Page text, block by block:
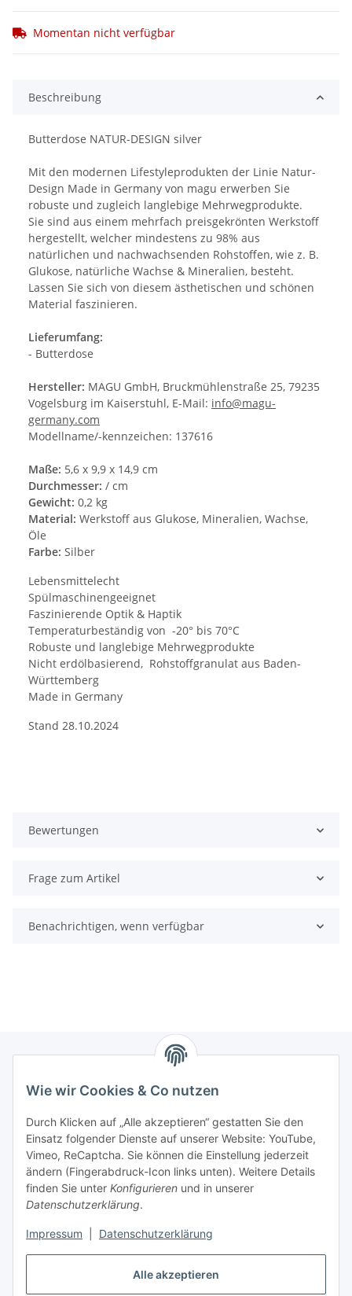
Alle akzeptieren
Wie wir Cookies & Co nutzen
Durch Klicken auf „Alle akzeptieren“ gestatten Sie den
Einsatz folgender Dienste auf unserer Website: YouTube,
Vimeo, ReCaptcha. Sie können die Einstellung jederzeit
ändern (Fingerabdruck-Icon links unten). Weitere Details
finden Sie unter Konfigurieren und in unserer
Datenschutzerklärung.
Impressum Datenschutzerklärung
Momentan nicht verfügbar
Beschreibung
Butterdose NATUR-DESIGN silver
Mit den modernen Lifestyleprodukten der Linie Natur-
Design Made in Germany von magu erwerben Sie
robuste und zugleich langlebige Mehrwegprodukte.
Sie sind aus einem mehrfach preisgekrönten Werkstoff
hergestellt, welcher mindestens zu 98% aus
natürlichen und nachwachsenden Rohstoffen, wie z. B.
Glukose, natürliche Wachse & Mineralien, besteht.
Lassen Sie sich von diesem ästhetischen und schönen
Material faszinieren.
Lieferumfang:
- Butterdose
Hersteller: MAGU GmbH, Bruckmühlenstraße 25, 79235
Vogelsburg im Kaiserstuhl, E-Mail: info@magu-
germany.com
Modellname/-kennzeichen: 137616
Maße: 5,6 x 9,9 x 14,9 cm
Durchmesser: / cm
Gewicht: 0,2 kg
Material: Werkstoff aus Glukose, Mineralien, Wachse,
Öle
Farbe: Silber
Lebensmittelecht
Spülmaschinengeeignet
Faszinierende Optik & Haptik
Temperaturbeständig von -20° bis 70°C
Robuste und langlebige Mehrwegprodukte
Nicht erdölbasierend, Rohstoffgranulat aus Baden-
Württemberg
Made in Germany
Stand 28.10.2024
Bewertungen
Frage zum Artikel
Benachrichtigen, wenn verfügbar
Zahlungsmöglichkeiten
Versandinformationen
Gesetzliche Informationen